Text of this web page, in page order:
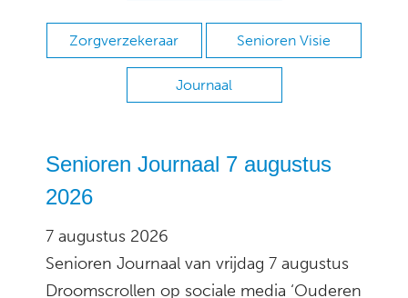
Zorgverzekeraar Senioren Visie
Journaal
Senioren Journaal 7 augustus
2026
7 augustus 2026
Senioren Journaal van vrijdag 7 augustus
Droomscrollen op sociale media ‘Ouderen